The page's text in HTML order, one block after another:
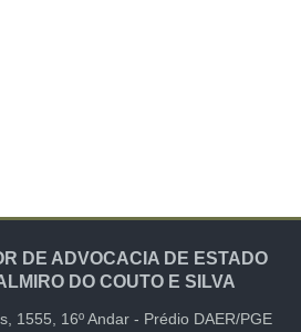
DE ADVOCACIA DE ESTADO
DO COUTO E SILVA
1555, 16º Andar - Prédio DAER/PGE